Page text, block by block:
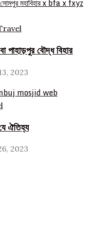
পাহাড়পুর বৌদ্ধ বিহার
2023
ঐতিহ্য
2023